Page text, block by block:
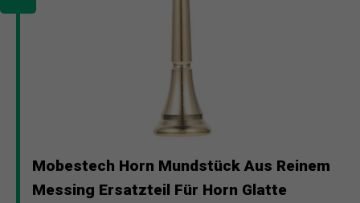
Mobestech Horn Mundstück Aus Reinem
Messing Ersatzteil Für Horn Glatte